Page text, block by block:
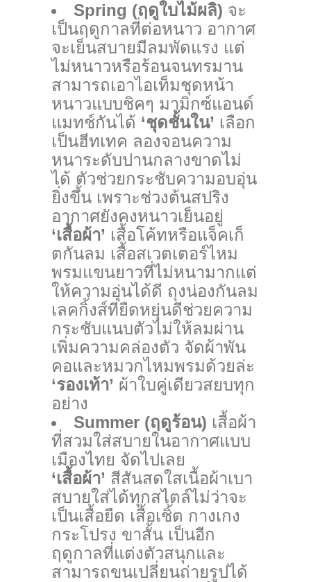
Spring (ฤดูใบไม้ผลิ) จะ
เป็นฤดูกาลที่ต่อหนาว อากาศ
จะเย็นสบายมีลมพัดแรง แต่
ไม่หนาวหรือร้อนจนทรมาน
สามารถเอาไอเท็มชุดหน้า
หนาวแบบชิคๆ มามิกซ์แอนด์
แมทช์กันได้ ‘ชุดชั้นใน’ เลือก
เป็นฮีทเทค ลองจอนความ
หนาระดับปานกลางขาดไม่
ได้ ตัวช่วยกระชับความอบอุ่น
ยิ่งขึ้น เพราะช่วงต้นสปริง
อากาศยังคงหนาวเย็นอยู่
‘เสื้อผ้า’ เสื้อโค้ทหรือแจ็คเก็
ตกันลม เสื้อสเวตเตอร์ไหม
พรมแขนยาวที่ไม่หนามากแต่
ให้ความอุ่นได้ดี ถุงน่องกันลม
เลคกิ้งส์ที่ยืดหยุ่นดีช่วยความ
กระชับแนบตัวไม่ให้ลมผ่าน
เพิ่มความคล่องตัว จัดผ้าพัน
คอและหมวกไหมพรมด้วยล่ะ
‘รองเท้า’ ผ้าใบคู่เดียวสยบทุก
อย่าง
Summer (ฤดูร้อน) เสื้อผ้า
ที่สวมใส่สบายในอากาศแบบ
เมืองไทย จัดไปเลย
‘เสื้อผ้า’ สีสันสดใสเนื้อผ้าเบา
สบายใส่ได้ทุกสไตล์ไม่ว่าจะ
เป็นเสื้อยืด เสื้อเชิ้ต กางเกง
กระโปรง ขาสั้น เป็นอีก
ฤดูกาลที่แต่งตัวสนุกและ
สามารถขนเปลี่ยนถ่ายรูปได้